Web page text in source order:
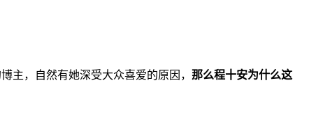
主，自然有她深受大众喜爱的原因， 那么程十安为什么这